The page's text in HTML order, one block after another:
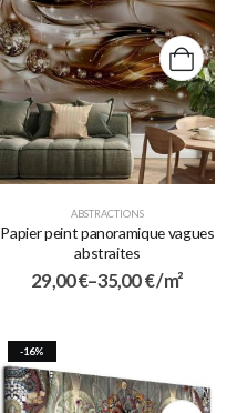
ABSTRACTIONS
Papier peint panoramique vagues
abstraites
29,00€–35,00€/ m²
-16%